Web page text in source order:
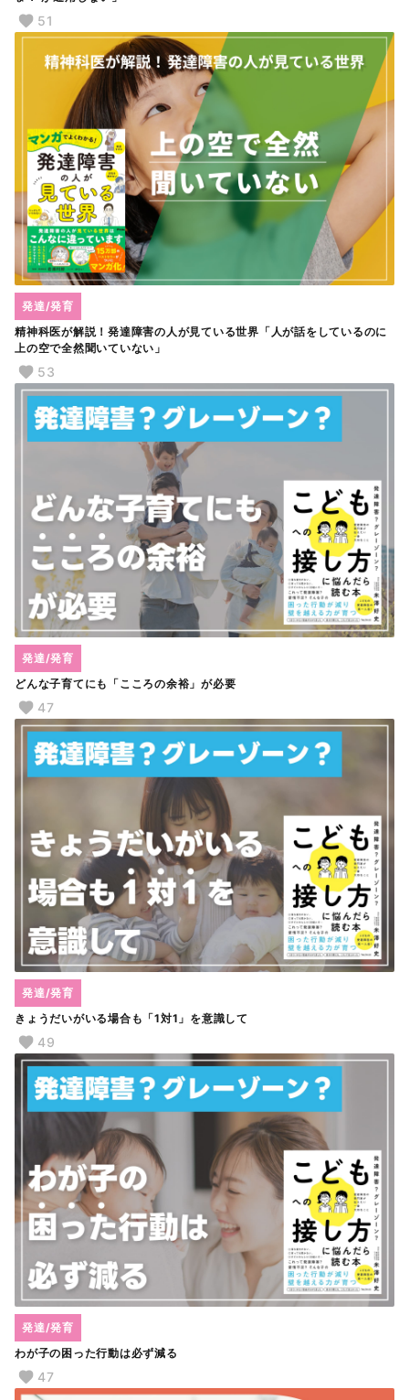
51
精神科医が解説！発達障害の人が見ている世界「人が話をしているのに
上の空で全然聞いていない」
発達/発育
53
どんな子育てにも「こころの余裕」が必要
発達/発育
47
きょうだいがいる場合も「1対1」を意識して
発達/発育
49
わが子の困った行動は必ず減る
発達/発育
47